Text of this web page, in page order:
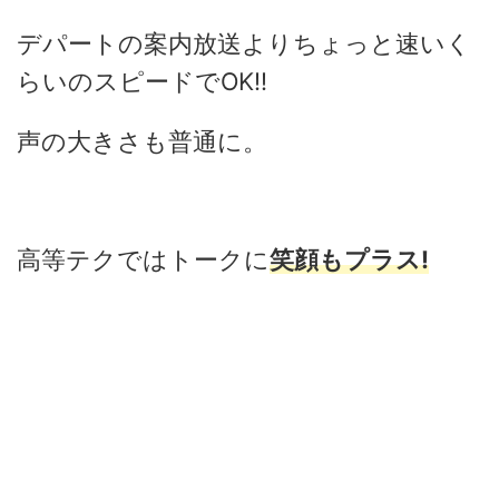
デパートの案内放送よりちょっと速いく
らいのスピードでOK!!
声の大きさも普通に。
高等テクではトークに笑顔もプラス!